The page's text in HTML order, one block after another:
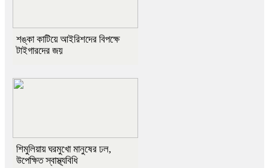
শঙ্কা কাটিয়ে আইরিশদের বিপক্ষে
টাইগারদের জয়
শিমুলিয়ায় ঘরমুখো মানুষের ঢল,
উপেক্ষিত স্বাস্থ্যবিধি